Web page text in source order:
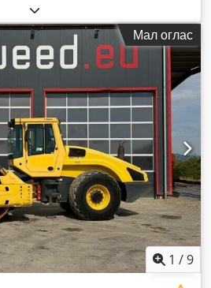
Мал оглас
1 /9